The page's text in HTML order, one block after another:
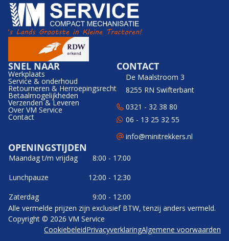
SNEL NAAR
Werkplaats
Service & onderhoud
Retourneren & Herroepingsrecht
Betaalmogelijkheden
Verzenden & Leveren
Over VM Service
Contact
CONTACT
De Maalstroom 3
8255 RN Swifterbant
0321 - 32 38 80
06 - 13 25 32 55
info@minitrekkers.nl
OPENINGSTIJDEN
Maandag t/m vrijdag
8:00 - 17:00
Lunchpauze
12:00 - 12:30
Zaterdag
9:00 - 12:00
Alle vermelde prijzen zijn exclusief BTW, tenzij anders vermeld.
Copyright © 2026 VM Service
CookiebeleidPrivacyverklaringAlgemene voorwaarden